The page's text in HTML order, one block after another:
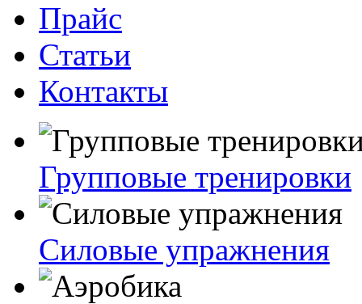
Прайс
Статьи
Контакты
Групповые тренировки
Силовые упражнения